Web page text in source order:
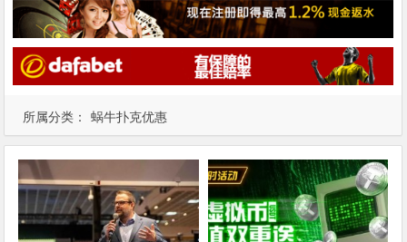
所属分类： 蜗牛扑克优惠